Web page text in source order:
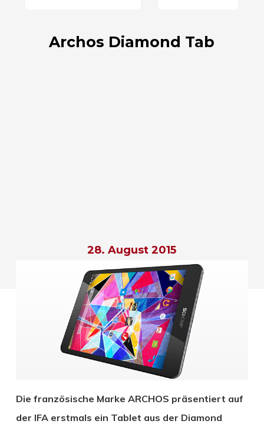
Archos Diamond Tab
28. August 2015
Die französische Marke ARCHOS präsentiert auf
der IFA erstmals ein Tablet aus der Diamond